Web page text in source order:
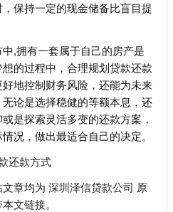
保持一定的现金储备比盲目提
,拥有一套属于自己的房产是
的过程中，合理规划贷款还款
地控制财务风险，还能为未来
论是选择稳健的等额本息，还
是探索灵活多变的还款方案，
况，做出最适合自己的决定。
还款方式
章均为 深圳泽信贷款公司 原
本文链接。